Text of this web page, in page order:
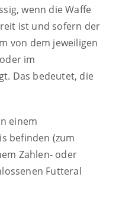
wenn die Waffe
ist und sofern der
von dem jeweiligen
im
Das bedeutet, die
einem
befinden (zum
Zahlen- oder
Futteral